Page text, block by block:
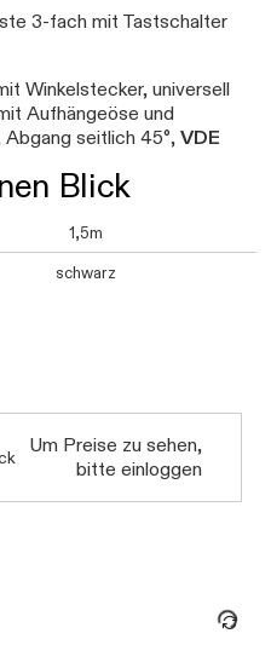
3-fach mit Tastschalter
Winkelstecker, universell
Aufhängeöse und
seitlich 45°, VDE
Blick
1,5m
schwarz
Um Preise zu sehen,
bitte einloggen